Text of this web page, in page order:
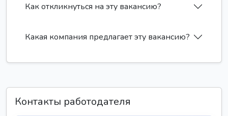
Как откликнуться на эту вакансию?
Какая компания предлагает эту вакансию?
Контакты работодателя